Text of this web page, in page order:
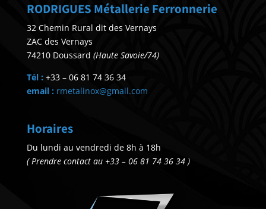
RODRIGUES Métallerie Ferronnerie
32 Chemin Rural dit des Vernays
ZAC des Vernays
74210 Doussard (Haute Savoie/74)
Tél : +33 – 06 81 74 36 34
email : rmetalinox@gmail.com
Horaires
Du lundi au vendredi de 8h à 18h
( Prendre contact au +33 – 06 81 74 36 34 )